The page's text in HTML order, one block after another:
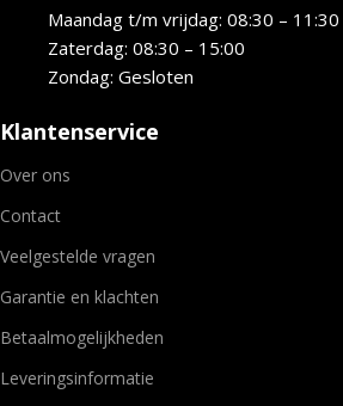
Maandag t/m vrijdag: 08:30 –
Zaterdag: 08:30 – 15:00
Zondag: Gesloten
Klantenservice
Over ons
Contact
Veelgestelde vragen
Garantie en klachten
Betaalmogelijkheden
Leveringsinformatie